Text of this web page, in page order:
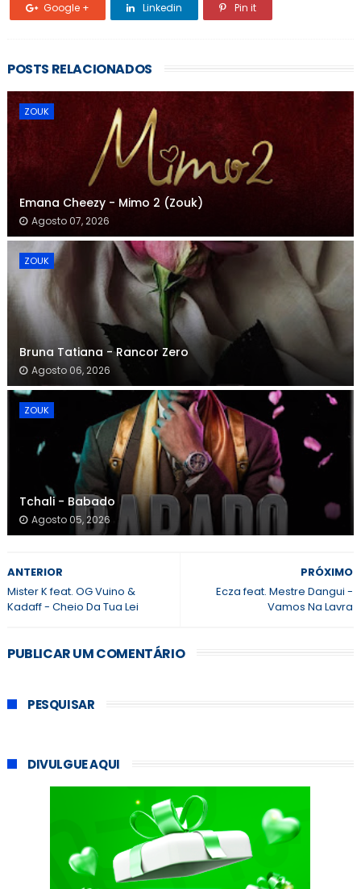
Google + Linkedin Pin it
POSTS RELACIONADOS
ZOUK
Emana Cheezy - Mimo 2 (Zouk)
Agosto 07, 2026
ZOUK
Bruna Tatiana - Rancor Zero
Agosto 06, 2026
ZOUK
Tchali - Babado
Agosto 05, 2026
PRÓXIMO
Ecza feat. Mestre Dangui -
Vamos Na Lavra
ANTERIOR
Mister K feat. OG Vuino &
Kadaff - Cheio Da Tua Lei
PUBLICAR UM COMENTÁRIO
PESQUISAR
DIVULGUE AQUI